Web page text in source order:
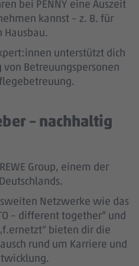
bei PENNY eine Auszeit
kannst – z. B. für
Hausbau.
unterstützt dich
Betreuungspersonen
– nachhaltig
Group, einem der
Netzwerke wie das
– different together“ und
bieten dir die
rund um Karriere und